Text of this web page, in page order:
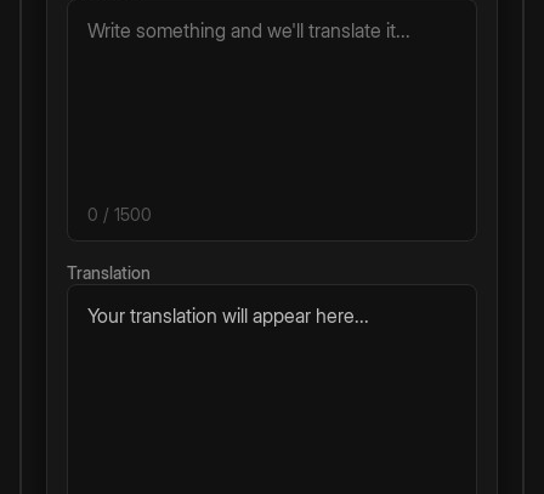
0 / 1500
Translation
Your translation will appear here...